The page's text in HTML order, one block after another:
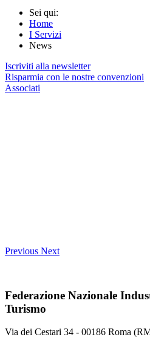
Sei qui:
Home
I Servizi
News
Iscriviti alla newsletter
Risparmia con le nostre convenzioni
Associati
Previous Next
Federazione Nazionale
Turismo
Via dei Cestari 34 - 00186 Roma